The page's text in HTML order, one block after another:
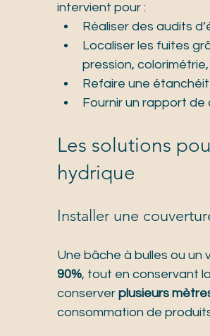
intervient pour :
Réaliser des audits
Localiser les fuites
pression,
Refaire une
Fournir un rapport de
Les solutions
hydrique
Installer une
Une bâche à bulles ou
90%, tout en conservant
conserver plusieurs
consommation de